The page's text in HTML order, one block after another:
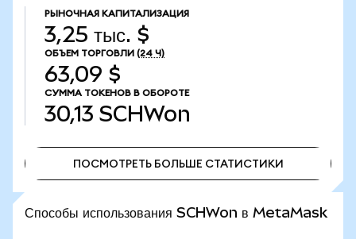
РЫНОЧНАЯ КАПИТАЛИЗАЦИЯ
3,25 тыс. $
ОБЪЕМ ТОРГОВЛИ (24 Ч)
63,09 $
СУММА ТОКЕНОВ В ОБОРОТЕ
30,13 SCHWon
ПОСМОТРЕТЬ БОЛЬШЕ СТАТИСТИКИ
Способы использования SCHWon в MetaMask